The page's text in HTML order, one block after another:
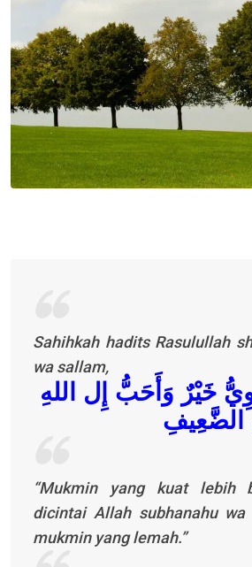
Sahihkah hadits Rasulullah
wa sallam,
خَيْرٌ وَأَحَبُّ إِل اللهِ
الضَّعِيفِ
“Mukmin yang kuat lebih
dicintai Allah subhanahu wa
mukmin yang lemah.”